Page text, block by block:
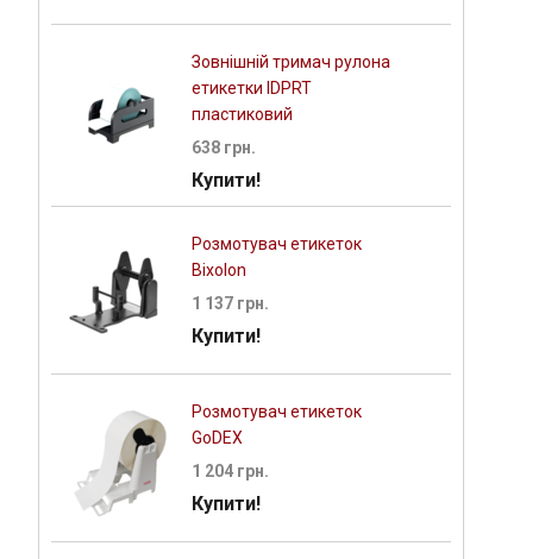
Зовнішній тримач рулона
етикетки IDPRT
пластиковий
638 грн.
Купити!
Розмотувач етикеток
Bixolon
1 137 грн.
Купити!
Розмотувач етикеток
GoDEX
1 204 грн.
Купити!